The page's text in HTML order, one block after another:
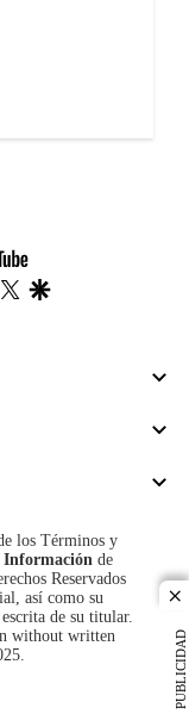
PUBLICIDAD
youtube-
footer
facebook
twitter
los Términos y
Información de
Reservados
así como su
de su titular.
without written